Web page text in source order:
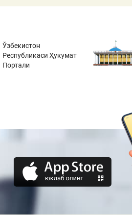
Ўзбекистон
Республикаси Ҳукумат
Портали